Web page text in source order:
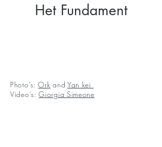
Het Fundament
Photo's:Ork and Yan kei
Video's:Giorgia Simeone